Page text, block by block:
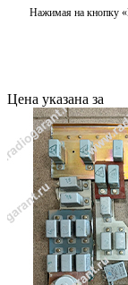
Нажимая на кнопку
Цена указана за